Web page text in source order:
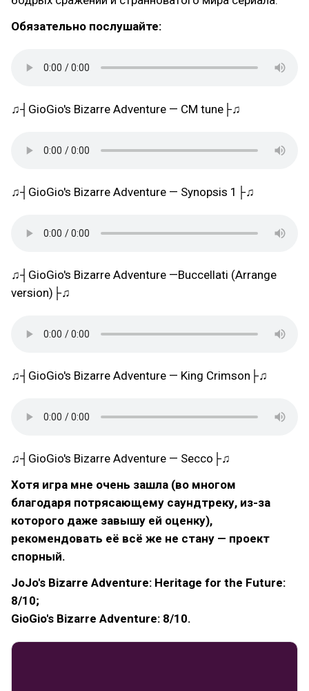
Обязательно послушайте:
♫┤GioGio's Bizarre Adventure — CM tune├♫
♫┤GioGio's Bizarre Adventure — Synopsis 1├♫
♫┤GioGio's Bizarre Adventure —Buccellati (Arrange
version)├♫
♫┤GioGio's Bizarre Adventure — King Crimson├♫
♫┤GioGio's Bizarre Adventure — Secco├♫
Хотя игра мне очень зашла (во многом
благодаря потрясающему саундтреку, из-за
которого даже завышу ей оценку),
рекомендовать её всё же не стану — проект
спорный.
JoJo's Bizarre Adventure: Heritage for the Future:
8/10;
GioGio's Bizarre Adventure: 8/10.